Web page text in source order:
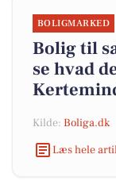
BOLIGMARKED
Bolig til
se hvad
Kilde: Boliga.dk
Læs hele